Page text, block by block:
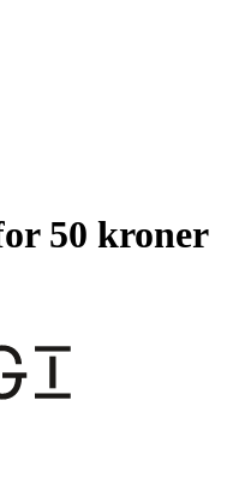
50 kroner